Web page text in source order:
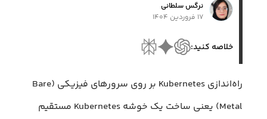
نرگس سلطانی
۱۷ فروردین ۱۴۰۴
خلاصه کنید:
راه‌اندازی Kubernetes بر روی سرورهای فیزیکی (Bare
Metal) یعنی ساخت یک خوشه Kubernetes مستقیم